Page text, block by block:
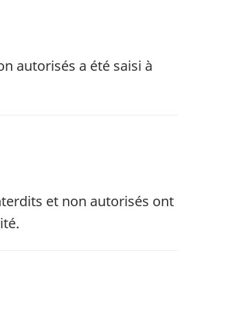
autorisés a été saisi à
et non autorisés ont